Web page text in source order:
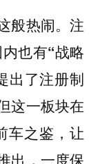
般热闹。注
也有“战略
出了注册制
这一板块在
车之鉴，让
出，一度保